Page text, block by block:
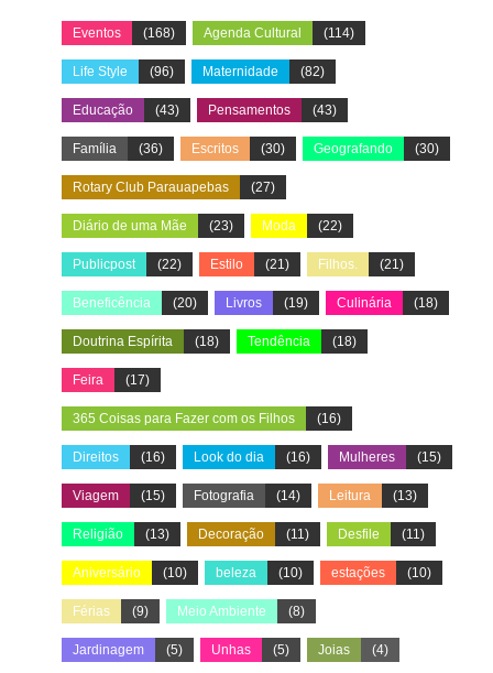
Eventos (168) Agenda Cultural (114)
Life Style (96) Maternidade (82)
Educação (43) Pensamentos (43)
Família (36) Escritos (30) Geografando (30)
Rotary Club Parauapebas (27)
Diário de uma Mãe (23) Moda (22)
Publicpost (22) Estilo (21) Filhos. (21)
Beneficência (20) Livros (19) Culinária (18)
Doutrina Espírita (18) Tendência (18)
Feira (17)
365 Coisas para Fazer com os Filhos (16)
Direitos (16) Look do dia (16) Mulheres (15)
Viagem (15) Fotografia (14) Leitura (13)
Religião (13) Decoração (11) Desfile (11)
Aniversário (10) beleza (10) estações (10)
Férias (9) Meio Ambiente (8)
Jardinagem (5) Unhas (5) Joias (4)